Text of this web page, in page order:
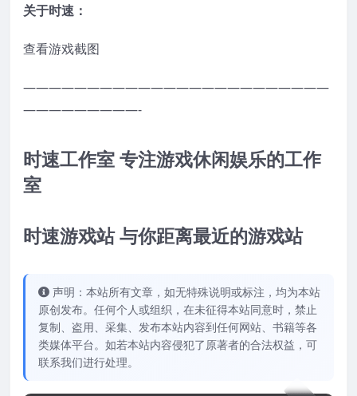
关于时速：
查看游戏截图
————————————————————————
—————————-
时速工作室 专注游戏休闲娱乐的工作
室
时速游戏站 与你距离最近的游戏站
声明：本站所有文章，如无特殊说明或标注，均为本站
原创发布。任何个人或组织，在未征得本站同意时，禁止
复制、盗用、采集、发布本站内容到任何网站、书籍等各
类媒体平台。如若本站内容侵犯了原著者的合法权益，可
联系我们进行处理。